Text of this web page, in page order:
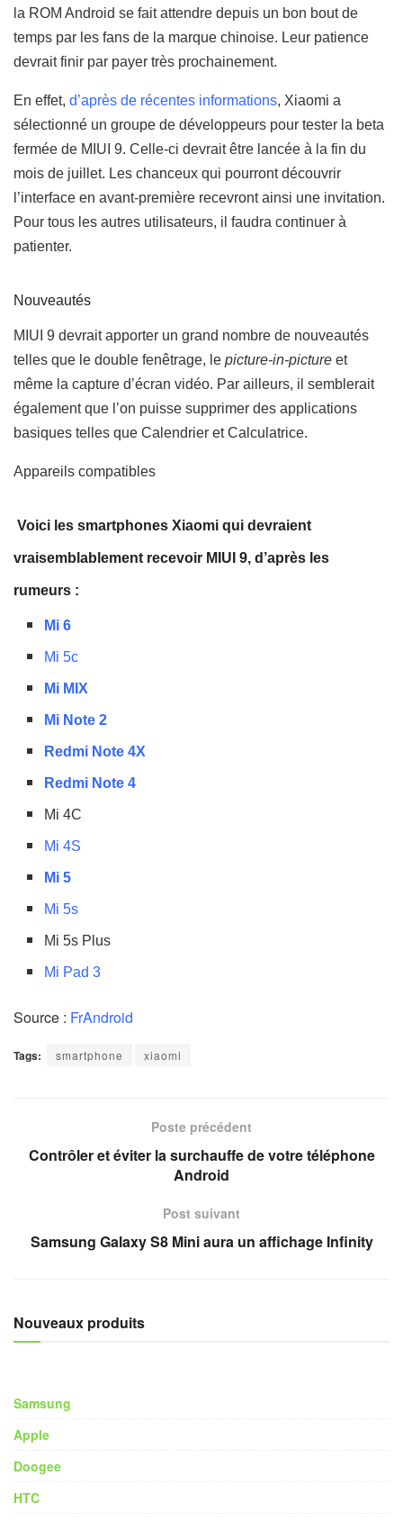
la ROM Android se fait attendre depuis un bon bout de
temps par les fans de la marque chinoise. Leur patience
devrait finir par payer très prochainement.
En effet, d’après de récentes informations, Xiaomi a
sélectionné un groupe de développeurs pour tester la beta
fermée de MIUI 9. Celle-ci devrait être lancée à la fin du
mois de juillet. Les chanceux qui pourront découvrir
l’interface en avant-première recevront ainsi une invitation.
Pour tous les autres utilisateurs, il faudra continuer à
patienter.
Nouveautés
MIUI 9 devrait apporter un grand nombre de nouveautés
telles que le double fenêtrage, le picture-in-picture et
même la capture d’écran vidéo. Par ailleurs, il semblerait
également que l’on puisse supprimer des applications
basiques telles que Calendrier et Calculatrice.
Appareils compatibles
Voici les smartphones Xiaomi qui devraient
vraisemblablement recevoir MIUI 9, d’après les
rumeurs :
Mi 6
Mi 5c
Mi MIX
Mi Note 2
Redmi Note 4X
Redmi Note 4
Mi 4C
Mi 4S
Mi 5
Mi 5s
Mi 5s Plus
Mi Pad 3
Source : FrAndroid
Tags: smartphone xiaomi
Poste précédent
Contrôler et éviter la surchauffe de votre téléphone
Android
Post suivant
Samsung Galaxy S8 Mini aura un affichage Infinity
Nouveaux produits
Samsung
Apple
Doogee
HTC